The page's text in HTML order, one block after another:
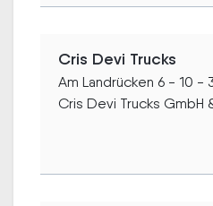
Cris Devi Trucks
Am Landrücken 6 - 10 -
Cris Devi Trucks GmbH